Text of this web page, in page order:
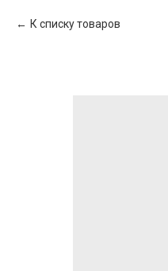
К списку товаров